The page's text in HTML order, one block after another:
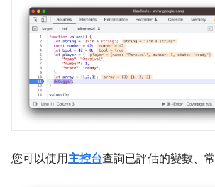
您可以使用主控台查詢已評估的變數、常